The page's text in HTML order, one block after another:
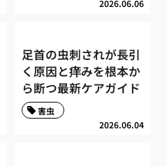
2026.06.06
足首の虫刺されが長引
く原因と痒みを根本か
ら断つ最新ケアガイド
2026.06.04
害虫